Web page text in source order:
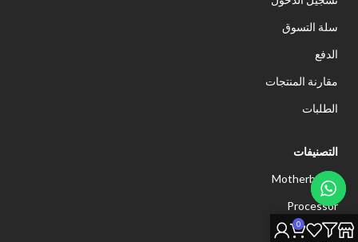
سلة التسوق
الدفع
مقارنة المنتجات
الطلبات
التصنيفات
Motherboard
Processor
Memory
0